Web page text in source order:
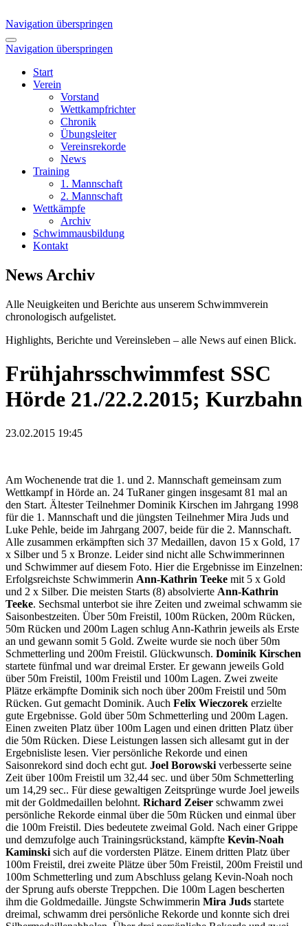
Navigation überspringen
Navigation überspringen
Start
Verein
Vorstand
Wettkampfrichter
Chronik
Übungsleiter
Vereinsrekorde
News
Training
1. Mannschaft
2. Mannschaft
Wettkämpfe
Archiv
Schwimmausbildung
Kontakt
News Archiv
Alle Neuigkeiten und Berichte aus unserem Schwimmverein
chronologisch aufgelistet.
Highlights, Berichte und Vereinsleben – alle News auf einen Blick.
Frühjahrsschwimmfest SSC
Hörde 21./22.2.2015; Kurzbahn
23.02.2015 19:45
Am Wochenende trat die 1. und 2. Mannschaft gemeinsam zum
Wettkampf in Hörde an. 24 TuRaner gingen insgesamt 81 mal an
den Start. Ältester Teilnehmer Dominik Kirschen im Jahrgang 1998
für die 1. Mannschaft und die jüngsten Teilnehmer Mira Juds und
Luke Pehle, beide im Jahrgang 2007, beide für die 2. Mannschaft.
Alle zusammen erkämpften sich 37 Medaillen, davon 15 x Gold, 17
x Silber und 5 x Bronze. Leider sind nicht alle Schwimmerinnen
und Schwimmer auf diesem Foto. Hier die Ergebnisse im Einzelnen:
Erfolgsreichste Schwimmerin Ann-Kathrin Teeke mit 5 x Gold
und 2 x Silber. Die meisten Starts (8) absolvierte Ann-Kathrin
Teeke. Sechsmal unterbot sie ihre Zeiten und zweimal schwamm sie
Saisonbestzeiten. Über 50m Freistil, 100m Rücken, 200m Rücken,
50m Rücken und 200m Lagen schlug Ann-Kathrin jeweils als Erste
an und gewann somit 5 Gold. Zweite wurde sie noch über 50m
Schmetterling und 200m Freistil. Glückwunsch. Dominik Kirschen
startete fünfmal und war dreimal Erster. Er gewann jeweils Gold
über 50m Freistil, 100m Freistil und 100m Lagen. Zwei zweite
Plätze erkämpfte Dominik sich noch über 200m Freistil und 50m
Rücken. Gut gemacht Dominik. Auch Felix Wieczorek erzielte
gute Ergebnisse. Gold über 50m Schmetterling und 200m Lagen.
Einen zweiten Platz über 100m Lagen und einen dritten Platz über
die 50m Rücken. Diese Leistungen lassen sich allesamt gut in der
Ergebnisliste lesen. Vier persönliche Rekorde und einen
Saisonrekord sind doch echt gut. Joel Borowski verbesserte seine
Zeit über 100m Freistil um 32,44 sec. und über 50m Schmetterling
um 14,29 sec.. Für diese gewaltigen Zeitsprünge wurde Joel jeweils
mit der Goldmedaillen belohnt. Richard Zeiser schwamm zwei
persönliche Rekorde einmal über die 50m Rücken und einmal über
die 100m Freistil. Dies bedeutete zweimal Gold. Nach einer Grippe
und demzufolge auch Trainingsrückstand, kämpfte Kevin-Noah
Kaminski sich auf die vordersten Plätze. Einem dritten Platz über
100m Freistil, drei zweite Plätze über 50m Freistil, 200m Freistil und
100m Schmetterling und zum Abschluss gelang Kevin-Noah noch
der Sprung aufs oberste Treppchen. Die 100m Lagen bescherten
ihm die Goldmedaille. Jüngste Schwimmerin Mira Juds startete
dreimal, schwamm drei persönliche Rekorde und konnte sich drei